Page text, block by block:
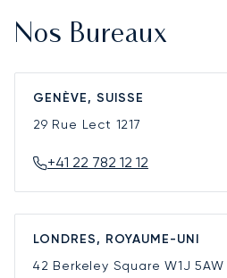
Nos Bureaux
GENÈVE, SUISSE
29 Rue Lect 1217
+41 22 782 12 12
LONDRES, ROYAUME-UNI
42 Berkeley SquareW1J 5AW